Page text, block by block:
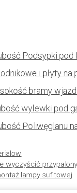
Podsypki pod
i płyty
bramy
wylewki pod
Poliwęglanu
wyczyścić
lampy sufitowej